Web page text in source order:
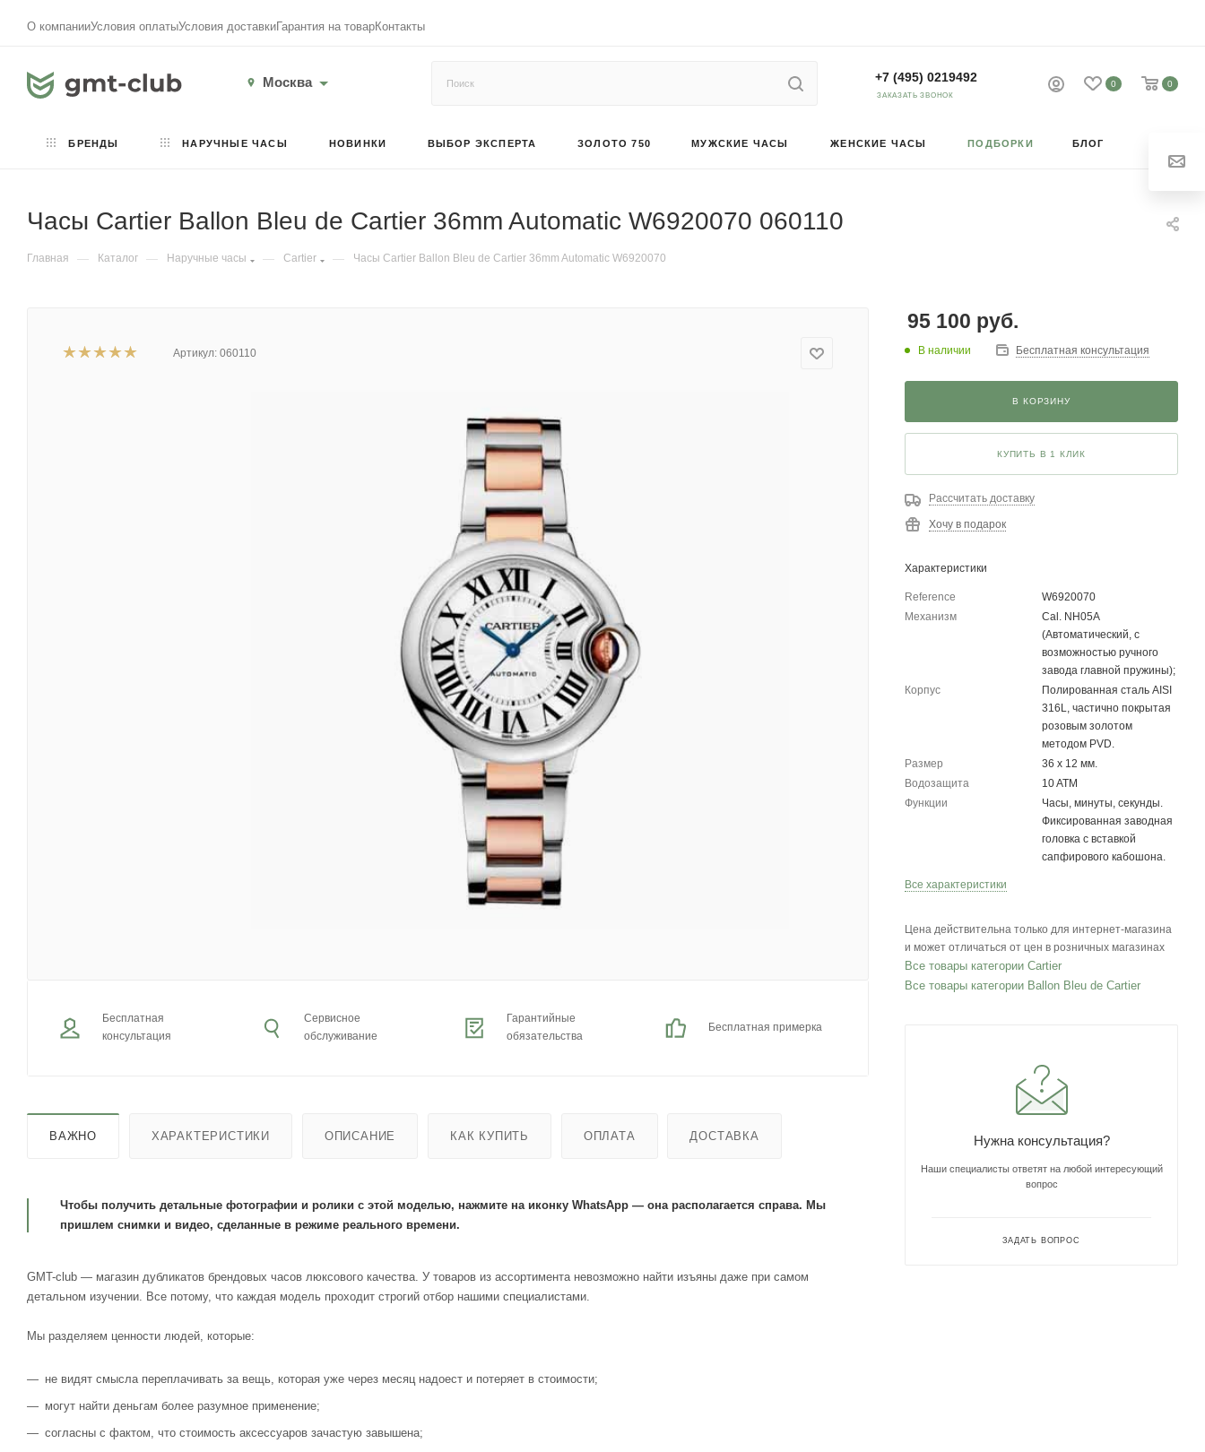
О компанииУсловия оплатыУсловия доставкиГарантия на товарКонтакты
Москва 0 0
+7 (495) 0219492
ЗАКАЗАТЬ ЗВОНОК
БРЕНДЫ НАРУЧНЫЕ ЧАСЫ НОВИНКИ ВЫБОР ЭКСПЕРТА ЗОЛОТО 750 МУЖСКИЕ ЧАСЫ ЖЕНСКИЕ ЧАСЫ ПОДБОРКИ БЛОГ
Часы Cartier Ballon Bleu de Cartier 36mm Automatic W6920070 060110
Главная — Каталог — Наручные часы — Cartier — Часы Cartier Ballon Bleu de Cartier 36mm Automatic W6920070
Артикул: 060110
Бесплатная
консультация
Сервисное
обслуживание
Гарантийные
обязательства
Бесплатная примерка
ВАЖНО ХАРАКТЕРИСТИКИ ОПИСАНИЕ КАК КУПИТЬ ОПЛАТА ДОСТАВКА
Чтобы получить детальные фотографии и ролики с этой моделью, нажмите на иконку WhatsApp — она располагается справа. Мы
пришлем снимки и видео, сделанные в режиме реального времени.
GMT-club — магазин дубликатов брендовых часов люксового качества. У товаров из ассортимента невозможно найти изъяны даже при самом
детальном изучении. Все потому, что каждая модель проходит строгий отбор нашими специалистами.
Мы разделяем ценности людей, которые:
не видят смысла переплачивать за вещь, которая уже через месяц надоест и потеряет в стоимости;
могут найти деньгам более разумное применение;
согласны с фактом, что стоимость аксессуаров зачастую завышена;
95 100 руб.
В наличии Бесплатная консультация
В КОРЗИНУ
КУПИТЬ В 1 КЛИК
Рассчитать доставку
Хочу в подарок
Характеристики
Reference
W6920070
Механизм
Cal. NH05A
(Автоматический, с
возможностью ручного
завода главной пружины);
Корпус
Полированная сталь AISI
316L, частично покрытая
розовым золотом
методом PVD.
Размер
36 х 12 мм.
Водозащита
10 ATM
Функции
Часы, минуты, секунды.
Фиксированная заводная
головка с вставкой
сапфирового кабошона.
Все характеристики
Цена действительна только для интернет-магазина
и может отличаться от цен в розничных магазинах
Все товары категории Cartier
Все товары категории Ballon Bleu de Cartier
Нужна консультация?
Наши специалисты ответят на любой интересующий
вопрос
ЗАДАТЬ ВОПРОС